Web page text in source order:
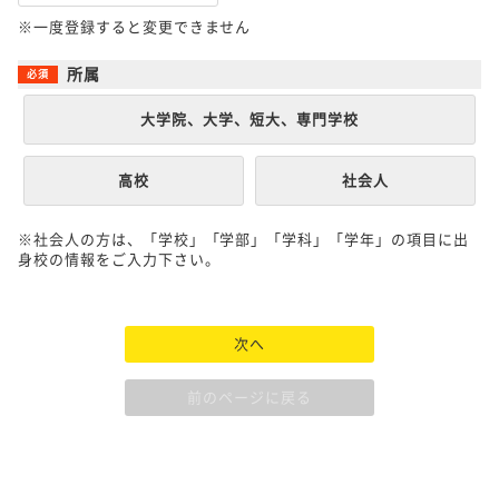
※一度登録すると変更できません
所属
大学院、大学、短大、専門学校
高校 社会人
※社会人の方は、「学校」「学部」「学科」「学年」の項目に出
身校の情報をご入力下さい。
次へ
前のページに戻る